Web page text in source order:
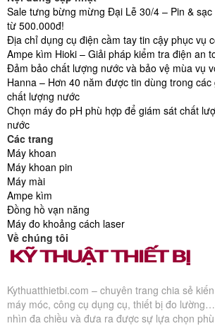
Sale tưng bừng mừng Đại Lễ 30/4 – Pin &
từ 500.000đ!
Địa chỉ dụng cụ điện cầm tay tin cậy phục vụ
Ampe kìm Hioki – Giải pháp kiểm tra điện an
Đảm bảo chất lượng nước và bảo vệ mùa vụ
Hanna – Hơn 40 năm được tin dùng trong
chất lượng nước
Chọn máy đo pH phù hợp để giám sát chất
nước
Các trang
Máy khoan
Máy khoan pin
Máy mài
Ampe kìm
Đồng hồ vạn năng
Máy đo khoảng cách laser
Về chúng tôi
Kythuatthietbi.com – chuyên trang chia sẻ
máy móc, công cụ dụng cụ, thiết bị đo
nhìn đa chiều và đưa ra được sự lựa chọn